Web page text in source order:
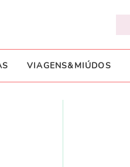
VIAGENS&MIÚDOS